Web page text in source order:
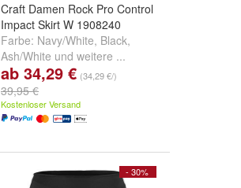
Craft Damen Rock Pro Control
Impact Skirt W 1908240
Farbe: Navy/White, Black,
Ash/White und weitere ...
ab 34,29 € (34,29 €/)
39,95 €
Kostenloser Versand
- 30%